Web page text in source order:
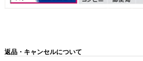
返品・キャンセルについて